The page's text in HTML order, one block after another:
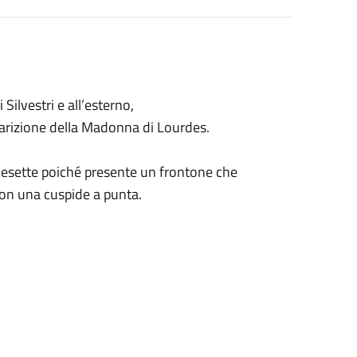
e all’esterno,
della Madonna di Lourdes.
poiché presente un frontone che
una cuspide a punta.